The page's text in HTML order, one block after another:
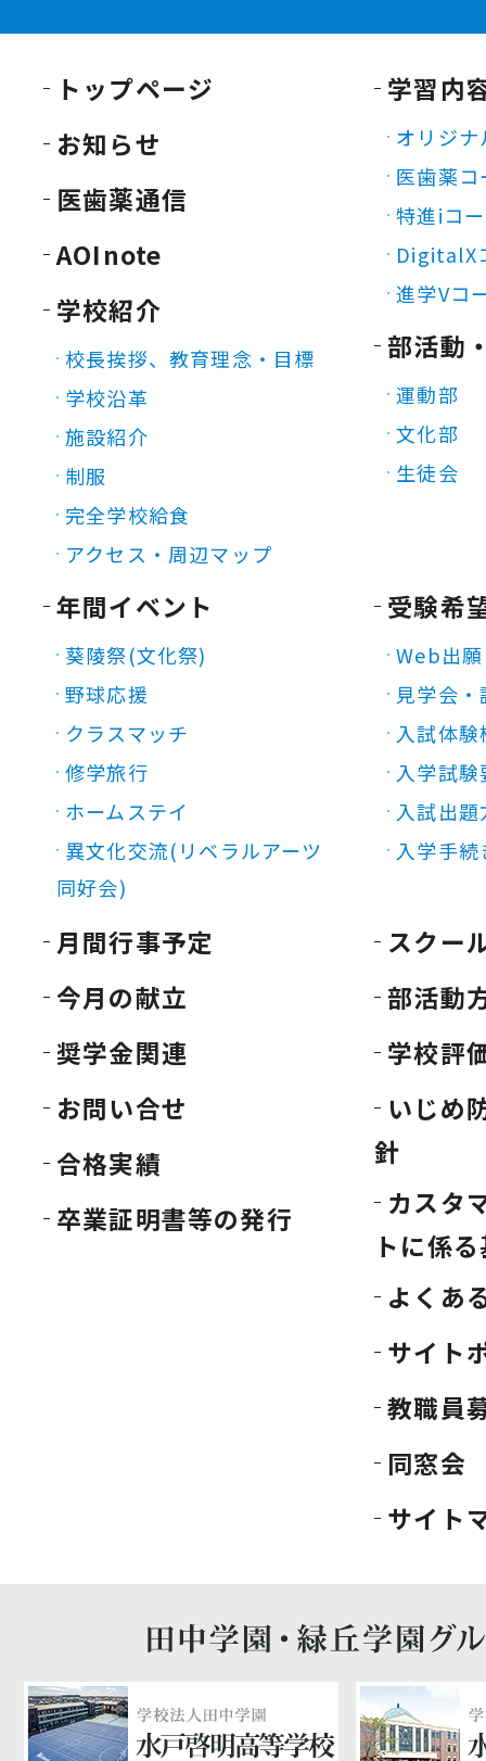
トップページ
お知らせ
医歯薬通信
AOInote
学校紹介
校長挨拶、教育理念・目標
学校沿革
施設紹介
制服
完全学校給食
アクセス・周辺マップ
学習内
オリジ
医歯薬コ
特進iコ
DigitalX
進学Vコ
部活動
運動部
文化部
生徒会
年間イベント
葵陵祭(文化祭)
野球応援
クラスマッチ
修学旅行
ホームステイ
異文化交流(リベラルアーツ
同好会)
受験希
Web出願
見学会
入試体験
入学試験
入試出題
入学手続
月間行事予定
今月の献立
奨学金関連
お問い合せ
合格実績
卒業証明書等の発行
スクー
部活動
学校評
いじめ
針
カスタ
トに係
よくあ
サイト
教職員
同窓会
サイト